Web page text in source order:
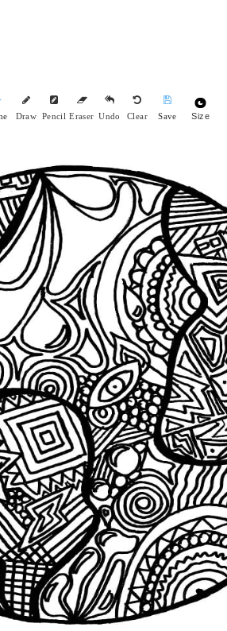
Draw Pencil Eraser Undo Clear Save Size